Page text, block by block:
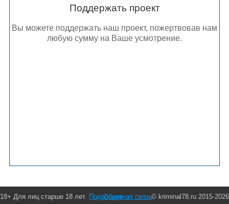
Поддержать проект
Вы можете поддержать наш проект, пожертвовав нам
любую сумму на Ваше усмотрение.
18+ Для лиц старше 18 лет. Подробнее © kriminal78.ru 2015-2026
Обратная связь